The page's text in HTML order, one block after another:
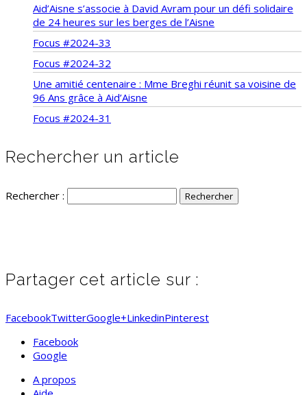
Aid’Aisne s’associe à David Avram pour un défi solidaire
de 24 heures sur les berges de l’Aisne
Focus #2024-33
Focus #2024-32
Une amitié centenaire : Mme Breghi réunit sa voisine de
96 Ans grâce à Aid’Aisne
Focus #2024-31
Rechercher un article
Rechercher :
Partager cet article sur :
FacebookTwitterGoogle+LinkedinPinterest
Facebook
Google
A propos